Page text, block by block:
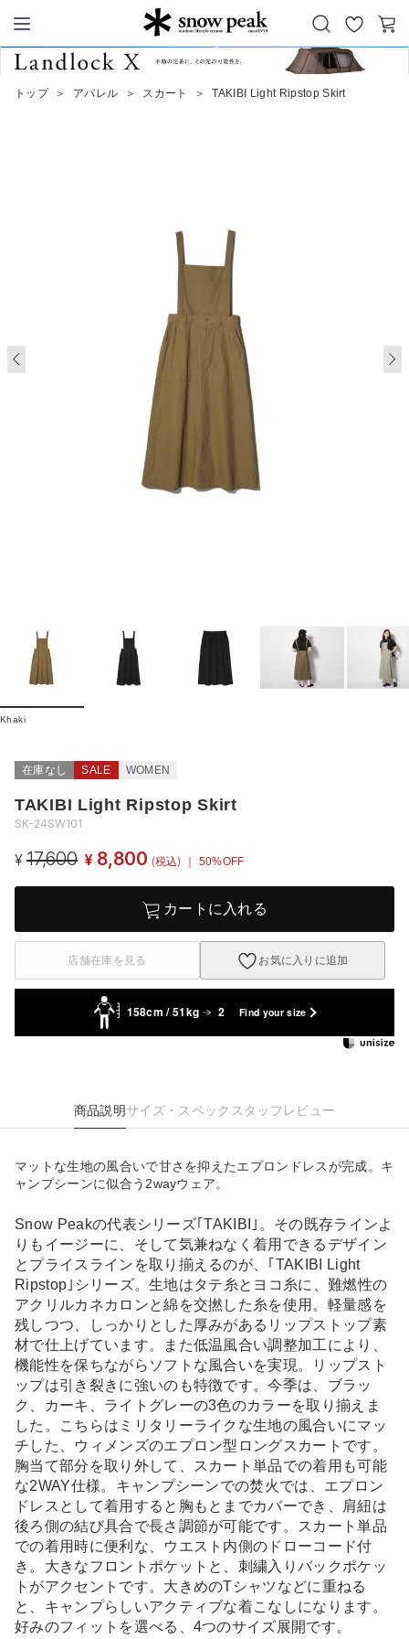
Snow Peak
お
気
カ
トップ ＞ アパレル ＞ スカート ＞ TAKIBI Light Ripstop Skirt
Khaki
在庫なし SALE WOMEN
TAKIBI Light Ripstop Skirt
SK-24SW101
¥ 17,600 ¥ 8,800 (税込) ｜ 50%OFF
カートに入れる
店舗在庫を見る お気に入りに追加
158cm / 51kg 2 Find your size
商品説明サイズ・スペック スタッフレビュー
マットな生地の風合いで甘さを抑えたエプロンドレスが完成。キ
ャンプシーンに似合う2wayウェア。
Snow Peakの代表シリーズ｢TAKIBI｣。その既存ラインよ
りもイージーに、そして気兼ねなく着用できるデザイン
とプライスラインを取り揃えるのが、｢TAKIBI Light
Ripstop｣シリーズ。生地はタテ糸とヨコ糸に、難燃性の
アクリルカネカロンと綿を交撚した糸を使用。軽量感を
残しつつ、しっかりとした厚みがあるリップストップ素
材で仕上げています。また低温風合い調整加工により、
機能性を保ちながらソフトな風合いを実現。リップスト
ップは引き裂きに強いのも特徴です。今季は、ブラッ
ク、カーキ、ライトグレーの3色のカラーを取り揃えま
した。こちらはミリタリーライクな生地の風合いにマッ
チした、ウィメンズのエプロン型ロングスカートです。
胸当て部分を取り外して、スカート単品での着用も可能
な2WAY仕様。キャンプシーンでの焚火では、エプロン
ドレスとして着用すると胸もとまでカバーでき、肩紐は
後ろ側の結び具合で長さ調節が可能です。スカート単品
での着用時に便利な、ウエスト内側のドローコード付
き。大きなフロントポケットと、刺繍入りバックポケッ
トがアクセントです。大きめのTシャツなどに重ねる
と、キャンプらしいアクティブな着こなしになります。
好みのフィットを選べる、4つのサイズ展開です。